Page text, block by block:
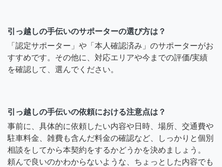
引っ越しの手伝いのサポーターの選び方は？
「認定サポーター」や「本人確認済み」のサポーターがお
すすめです。その他に、対応エリアや今までの評価/実績
を確認して、選んでください。
引っ越しの手伝いの依頼における注意点は？
事前に、具体的に依頼したい内容や日時、場所、交通費や
駐車料金、雑費も含んだ料金の確認など、しっかりと個別
相談をしてから本契約をするかどうかを決めましょう。
頼んで良いのかわからないような、ちょっとした内容でも